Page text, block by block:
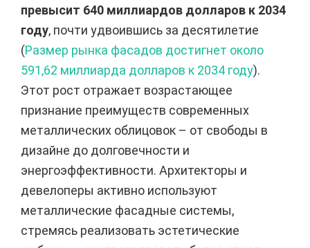
превысит 640 миллиардов долларов к 2034
году, почти удвоившись за десятилетие
(Размер рынка фасадов достигнет около
591,62 миллиарда долларов к 2034 году).
Этот рост отражает возрастающее
признание преимуществ современных
металлических облицовок – от свободы в
дизайне до долговечности и
энергоэффективности. Архитекторы и
девелоперы активно используют
металлические фасадные системы,
стремясь реализовать эстетические